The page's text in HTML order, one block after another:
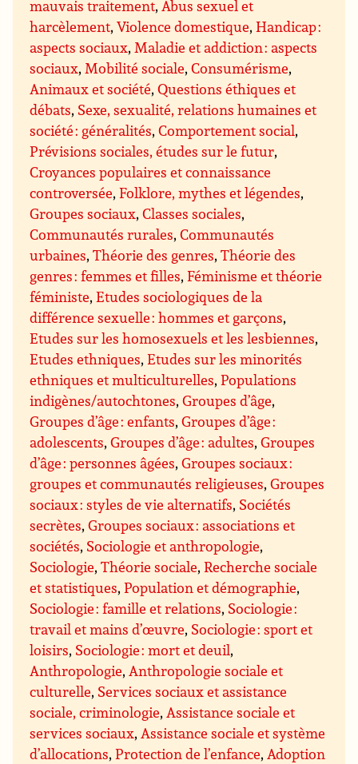
mauvais traitement,Abus sexuel et
harcèlement,Violence domestique,Handicap :
aspects sociaux,Maladie et addiction : aspects
sociaux,Mobilité sociale,Consumérisme,
Animaux et société,Questions éthiques et
débats, Sexe, sexualité, relations humaines et
société : généralités,Comportement social,
Prévisions sociales, études sur le futur,
Croyances populaires et connaissance
controversée,Folklore, mythes et légendes,
Groupes sociaux,Classes sociales,
Communautés rurales,Communautés
urbaines,Théorie des genres,Théorie des
genres : femmes et filles,Féminisme et théorie
féministe,Etudes sociologiques de la
différence sexuelle : hommes et garçons,
Etudes sur les homosexuels et les lesbiennes,
Etudes ethniques,Etudes sur les minorités
ethniques et multiculturelles,Populations
indigènes/autochtones,Groupes d’âge,
Groupes d’âge : enfants,Groupes d’âge :
adolescents,Groupes d’âge : adultes,Groupes
d’âge : personnes âgées,Groupes sociaux :
groupes et communautés religieuses,Groupes
sociaux : styles de vie alternatifs, Sociétés
secrètes,Groupes sociaux : associations et
sociétés, Sociologie et anthropologie,
Sociologie,Théorie sociale,Recherche sociale
et statistiques,Population et démographie,
Sociologie : famille et relations, Sociologie :
travail et mains d’œuvre, Sociologie : sport et
loisirs, Sociologie : mort et deuil,
Anthropologie,Anthropologie sociale et
culturelle, Services sociaux et assistance
sociale, criminologie,Assistance sociale et
services sociaux,Assistance sociale et système
d’allocations,Protection de l’enfance,Adoption